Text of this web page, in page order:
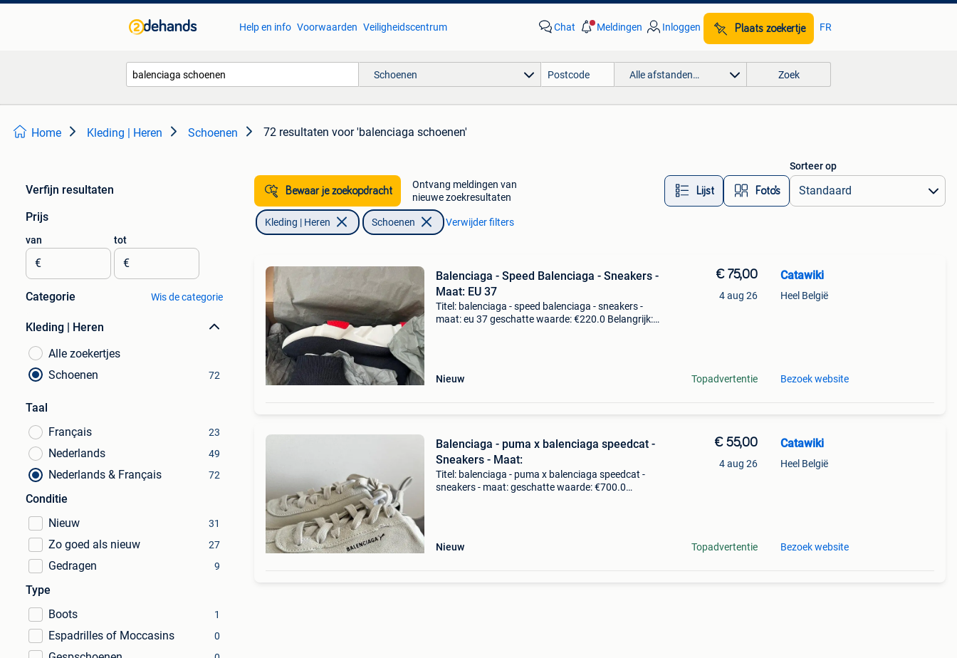
Help en info Voorwaarden Veiligheidscentrum Chat Meldingen Inloggen Plaats zoekertje FR
Schoenen Alle afstanden… Zoek
Home Kleding | Heren Schoenen 72 resultaten voor 'balenciaga schoenen'
Verfijn resultaten
Prijs
van
€
tot
€
Categorie Wis de categorie
Kleding | Heren
Alle zoekertjes
Schoenen
72
Taal
Français
23
Nederlands 49
Nederlands & Français 72
Conditie
Nieuw
31
Zo goed als nieuw 27
Gedragen 9
Type
Boots
1
Espadrilles of Moccasins 0
Bewaar je zoekopdracht
Ontvang meldingen van
nieuwe zoekresultaten
Lijst Foto’s
Sorteer op
Kleding | Heren Schoenen Verwijder filters
Balenciaga - Speed Balenciaga - Sneakers -
Maat: EU 37
Titel: balenciaga - speed balenciaga - sneakers -
maat: eu 37 geschatte waarde: €220.0 Belangrijk:
Nieuw
€ 75,00
4 aug 26
Topadvertentie
Catawiki
Heel België
Bezoek website
Balenciaga - puma x balenciaga speedcat -
Sneakers - Maat:
Titel: balenciaga - puma x balenciaga speedcat -
sneakers - maat: geschatte waarde: €700.0
Nieuw
€ 55,00
4 aug 26
Topadvertentie
Catawiki
Heel België
Bezoek website